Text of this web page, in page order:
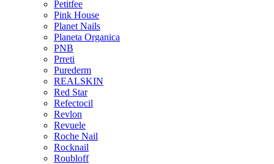
Petitfee
Pink House
Planet Nails
Planeta Organica
PNB
Prreti
Purederm
REALSKIN
Red Star
Refectocil
Revlon
Revuele
Roche Nail
Rocknail
Roubloff